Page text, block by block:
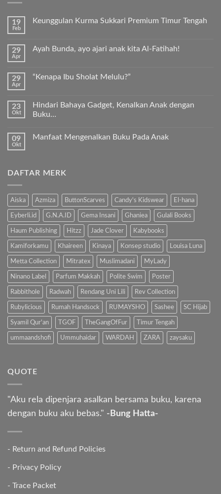
19
Feb
Keunggulan Kurma Sukkari Premium Timur Tengah
pada
Premium
29
Apr
Ayah Bunda, ayo ajari anak kita Al-Fatihah!
pada
ajari
kita
29
Apr
“Kenapa Ibu Sholat Melulu?”
pada
“Kenapa
23
Okt
Hindari Bahaya Gadget, Kenalkan Anak dengan
Buku…
komentar
Kenalkan
Anak
09
Okt
Manfaat Mengenalkan Buku Pada Anak
Manfaat
Anak
DAFTAR MERK
Aiska Azmiza ButtonScarves Candy's Kidswear El-hana
Eyberli.id G.N.A.ID Gema Insani Ghaniea Gulali Books
Haum Publishing Hitzz Jade Clover Kabybooks
Kamiforkamu Khaireen Kinaya Konsep studio Louisa Luna
Metta Collection Mitratex Muslimadani MyLady
Ninano Label Parfum Makkah Polite Swim Poster
Rabbithole Radwah Rendang Uni Lili Rev Collection
Rubylicious Rumah Handsock RUMAYSHO Sashee SC Hijab
Syamil Qur'an TGOF TheGangOfFur Timur Tengah
ummaandshofi Ummuhaidar WARDAH ZARA zaysaku
QUOTE
"Aku rela dipenjara asalkan bersama buku, karena
dengan buku aku bebas." -Bung Hatta-
- Return and Refund Policies
- Privacy Policy
- Trace Packet